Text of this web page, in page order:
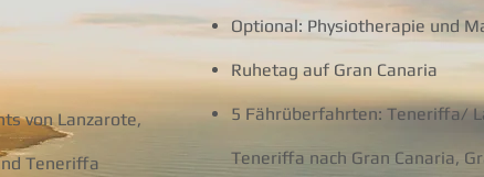
von Lanzarote,
Teneriffa
Optional: Physiotherapie und
Ruhetag auf Gran Canaria
5 Fährüberfahrten: Teneriffa/
Teneriffa nach Gran Canaria,